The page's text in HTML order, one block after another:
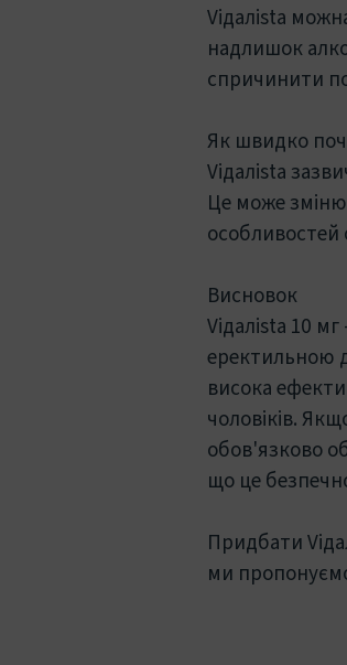
Viдaлista
надлишок
спричинити
Як швидко
Viдaлista
Це може
особливостей
Висновок
Viдaлista 10
еректильною
висока
чоловіків.
обов'язково
що це
Придбати
ми